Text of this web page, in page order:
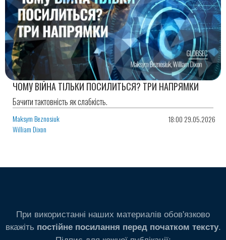
ЧОМУ ВІЙНА ТІЛЬКИ ПОСИЛИТЬСЯ? ТРИ НАПРЯМКИ
Бачити тактовність як слабкість.
Maksym Beznosiuk
William Dixon
18:00 29.05.2026
При використанні наших материалів обов'язково
вкажіть постійне посилання перед початком тексту.